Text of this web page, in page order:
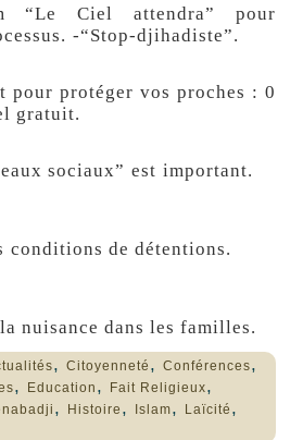
“Le Ciel attendra” pour
-“Stop-djihadiste”.
pour protéger vos proches : 0
appel gratuit.
sociaux” est important.
conditions de détentions.
nuisance dans les familles.
, Citoyenneté , Conférences,
, Education , Fait Religieux,
, Histoire , Islam, Laïcité ,